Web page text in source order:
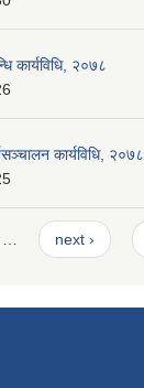
कार्यविधि, २०७८
कार्यविधि, २०७८
next ›